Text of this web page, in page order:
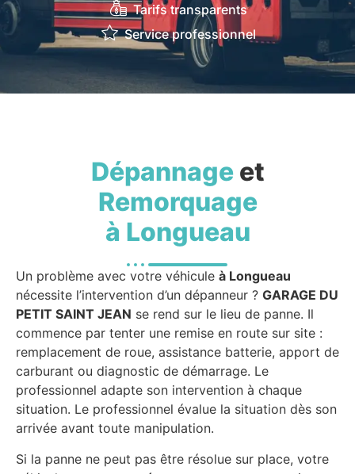
Tarifs transparents
Service professionnel
Dépannageet
Remorquage
à Longueau
Un problème avec votre véhicule à Longueau
nécessite l’intervention d’un dépanneur ? GARAGE DU
PETIT SAINT JEAN se rend sur le lieu de panne. Il
commence par tenter une remise en route sur site :
remplacement de roue, assistance batterie, apport de
carburant ou diagnostic de démarrage. Le
professionnel adapte son intervention à chaque
situation. Le professionnel évalue la situation dès son
arrivée avant toute manipulation.
Si la panne ne peut pas être résolue sur place, votre